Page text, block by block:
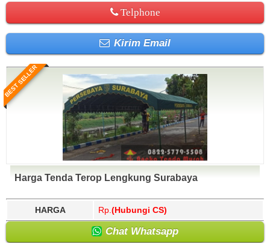
Telphone
Kirim Email
BEST SELLER
Harga Tenda Terop Lengkung Surabaya
HARGA Rp. (Hubungi CS)
Chat Whatsapp